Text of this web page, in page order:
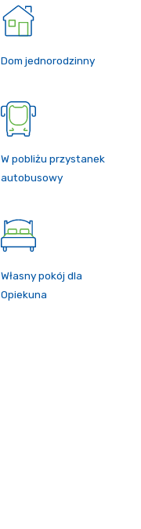
Dom jednorodzinny
W pobliżu przystanek
autobusowy
Własny pokój dla
Opiekuna